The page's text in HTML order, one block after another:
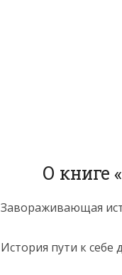
О книге
Завораживающая
История пути к